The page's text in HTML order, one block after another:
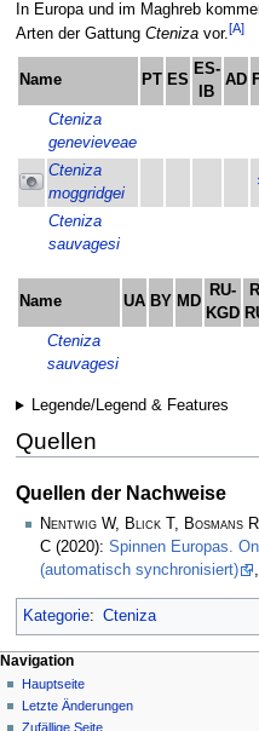
In Europa und im Maghreb
Arten der Gattung Ctenizavor.[A]
Name PT ES
ES-
IB
AD
Cteniza
genevieveae
Cteniza
moggridgei
Cteniza
sauvagesi
Name UA BY MD
RU-
KGD
Cteniza
sauvagesi
Legende/Legend & Features
Quellen
Quellen der Nachweise
Nentwig W, Blick T, Bosmans
C (2020): Spinnen Europas.
(automatisch synchronisiert)
Kategorie: Cteniza
Navigation
Hauptseite
Letzte Änderungen
Zufällige Seite